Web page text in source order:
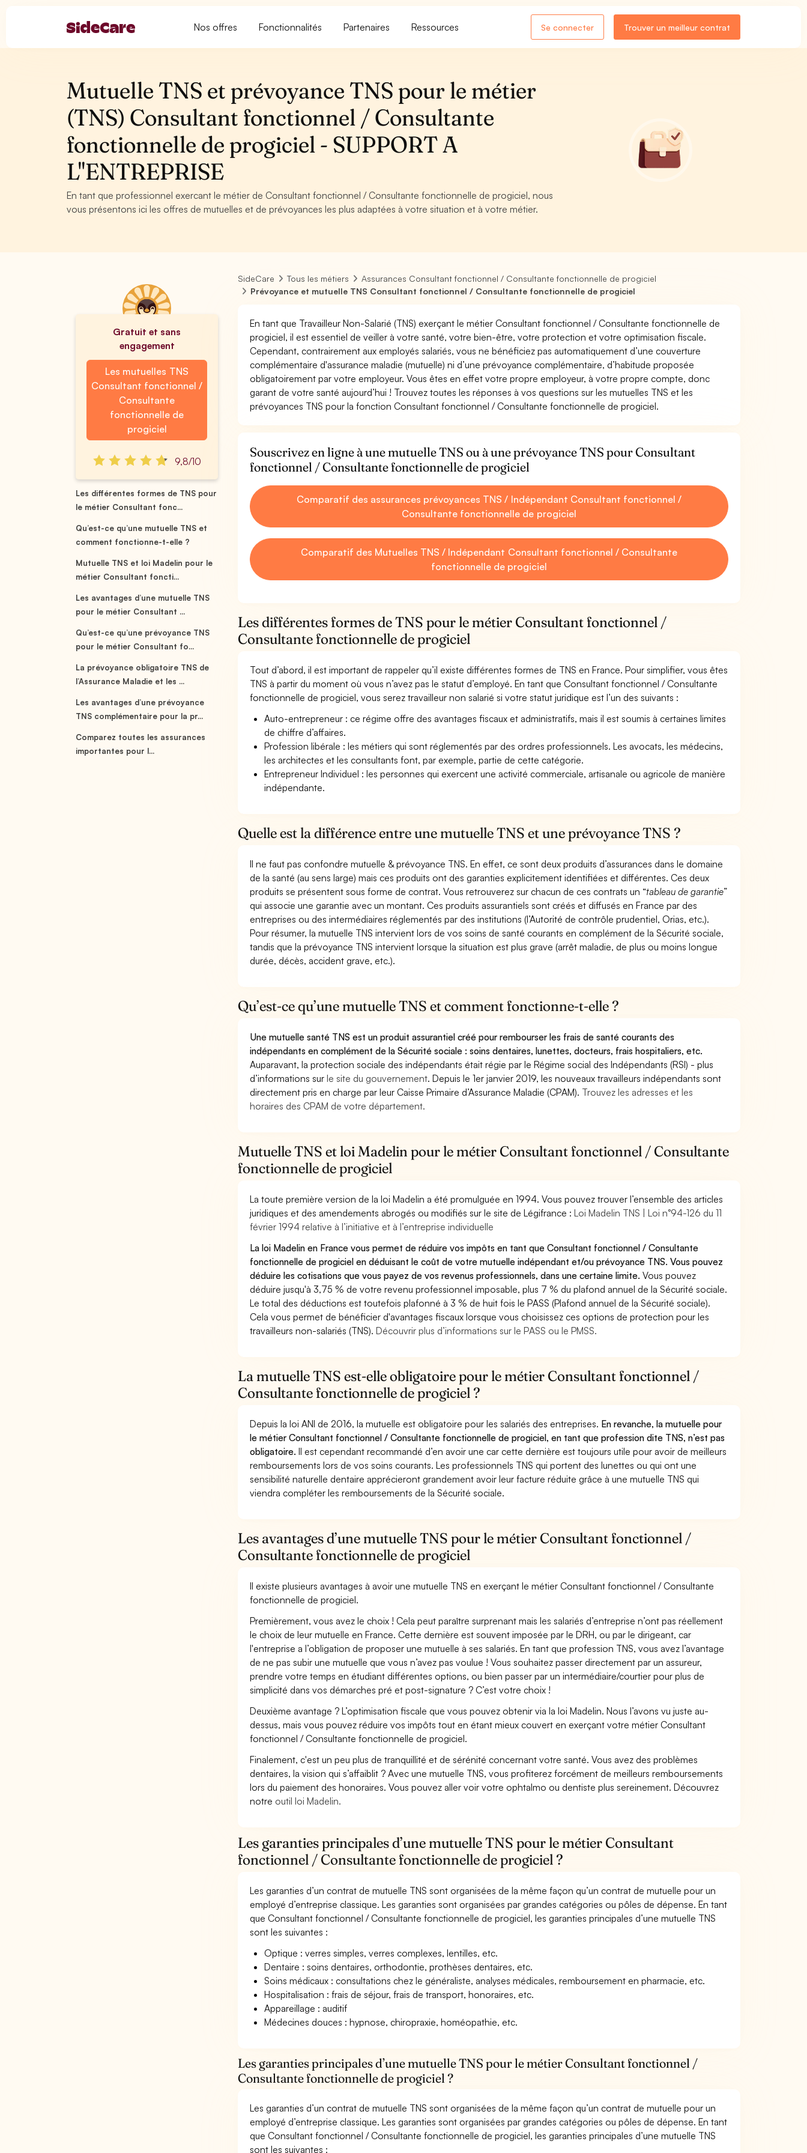
Nos offres Fonctionnalités Partenaires Ressources Se connecter Trouver un meilleur contrat
Mutuelle TNS et prévoyance TNS pour le métier
(TNS) Consultant fonctionnel / Consultante
fonctionnelle de progiciel - SUPPORT A
L''ENTREPRISE
En tant que professionnel exercant le métier de Consultant fonctionnel / Consultante fonctionnelle de progiciel, nous
vous présentons ici les offres de mutuelles et de prévoyances les plus adaptées à votre situation et à votre métier.
Gratuit et sans
engagement
Les mutuelles TNS
Consultant fonctionnel /
Consultante
fonctionnelle de
progiciel
9,8/10
Les différentes formes de TNS pour
le métier Consultant fonc...
Qu’est-ce qu’une mutuelle TNS et
comment fonctionne-t-elle ?
Mutuelle TNS et loi Madelin pour le
métier Consultant foncti...
Les avantages d’une mutuelle TNS
pour le métier Consultant ...
Qu’est-ce qu’une prévoyance TNS
pour le métier Consultant fo...
La prévoyance obligatoire TNS de
l’Assurance Maladie et les ...
Les avantages d’une prévoyance
TNS complémentaire pour la pr...
Comparez toutes les assurances
importantes pour l...
SideCare Tous les métiers
Assurances Consultant fonctionnel / Consultante fonctionnelle de progiciel
Prévoyance et mutuelle TNS Consultant fonctionnel / Consultante fonctionnelle de progiciel
En tant que Travailleur Non-Salarié (TNS) exerçant le métier Consultant fonctionnel / Consultante fonctionnelle de
progiciel, il est essentiel de veiller à votre santé, votre bien-être, votre protection et votre optimisation fiscale.
Cependant, contrairement aux employés salariés, vous ne bénéficiez pas automatiquement d’une couverture
complémentaire d'assurance maladie (mutuelle) ni d’une prévoyance complémentaire, d’habitude proposée
obligatoirement par votre employeur. Vous êtes en effet votre propre employeur, à votre propre compte, donc
garant de votre santé aujourd’hui ! Trouvez toutes les réponses à vos questions sur les mutuelles TNS et les
prévoyances TNS pour la fonction Consultant fonctionnel / Consultante fonctionnelle de progiciel.
Souscrivez en ligne à une mutuelle TNS ou à une prévoyance TNS pour Consultant
fonctionnel / Consultante fonctionnelle de progiciel
Comparatif des assurances prévoyances TNS / Indépendant Consultant fonctionnel /
Consultante fonctionnelle de progiciel
Comparatif des Mutuelles TNS / Indépendant Consultant fonctionnel / Consultante
fonctionnelle de progiciel
Les différentes formes de TNS pour le métier Consultant fonctionnel /
Consultante fonctionnelle de progiciel
Tout d’abord, il est important de rappeler qu’il existe différentes formes de TNS en France. Pour simplifier, vous êtes
TNS à partir du moment où vous n’avez pas le statut d’employé. En tant que Consultant fonctionnel / Consultante
fonctionnelle de progiciel, vous serez travailleur non salarié si votre statut juridique est l’un des suivants :
Auto-entrepreneur : ce régime offre des avantages fiscaux et administratifs, mais il est soumis à certaines limites
de chiffre d’affaires.
Profession libérale : les métiers qui sont réglementés par des ordres professionnels. Les avocats, les médecins,
les architectes et les consultants font, par exemple, partie de cette catégorie.
Entrepreneur Individuel : les personnes qui exercent une activité commerciale, artisanale ou agricole de manière
indépendante.
Quelle est la différence entre une mutuelle TNS et une prévoyance TNS ?
Il ne faut pas confondre mutuelle & prévoyance TNS. En effet, ce sont deux produits d’assurances dans le domaine
de la santé (au sens large) mais ces produits ont des garanties explicitement identifiées et différentes. Ces deux
produits se présentent sous forme de contrat. Vous retrouverez sur chacun de ces contrats un “tableau de garantie”
qui associe une garantie avec un montant. Ces produits assurantiels sont créés et diffusés en France par des
entreprises ou des intermédiaires réglementés par des institutions (l’Autorité de contrôle prudentiel, Orias, etc.).
Pour résumer, la mutuelle TNS intervient lors de vos soins de santé courants en complément de la Sécurité sociale,
tandis que la prévoyance TNS intervient lorsque la situation est plus grave (arrêt maladie, de plus ou moins longue
durée, décès, accident grave, etc.).
Qu’est-ce qu’une mutuelle TNS et comment fonctionne-t-elle ?
Une mutuelle santé TNS est un produit assurantiel créé pour rembourser les frais de santé courants des
indépendants en complément de la Sécurité sociale : soins dentaires, lunettes, docteurs, frais hospitaliers, etc.
Auparavant, la protection sociale des indépendants était régie par le Régime social des Indépendants (RSI) - plus
d’informations surle site du gouvernement. Depuis le 1er janvier 2019, les nouveaux travailleurs indépendants sont
directement pris en charge par leur Caisse Primaire d’Assurance Maladie (CPAM). Trouvez les adresses et les
horaires des CPAM de votre département.
Mutuelle TNS et loi Madelin pour le métier Consultant fonctionnel / Consultante
fonctionnelle de progiciel
La toute première version de la loi Madelin a été promulguée en 1994. Vous pouvez trouver l’ensemble des articles
juridiques et des amendements abrogés ou modifiés sur le site de Légifrance :Loi Madelin TNS | Loi n°94-126 du 11
février 1994 relative à l’initiative et à l’entreprise individuelle
La loi Madelin en France vous permet de réduire vos impôts en tant que Consultant fonctionnel / Consultante
fonctionnelle de progiciel en déduisant le coût de votre mutuelle indépendant et/ou prévoyance TNS. Vous pouvez
déduire les cotisations que vous payez de vos revenus professionnels, dans une certaine limite.Vous pouvez
déduire jusqu'à 3,75 % de votre revenu professionnel imposable, plus 7 % du plafond annuel de la Sécurité sociale.
Le total des déductions est toutefois plafonné à 3 % de huit fois le PASS (Plafond annuel de la Sécurité sociale).
Cela vous permet de bénéficier d'avantages fiscaux lorsque vous choisissez ces options de protection pour les
travailleurs non-salariés (TNS).Découvrir plus d’informations sur le PASS ou le PMSS.
La mutuelle TNS est-elle obligatoire pour le métier Consultant fonctionnel /
Consultante fonctionnelle de progiciel ?
Depuis la loi ANI de 2016, la mutuelle est obligatoire pour les salariés des entreprises. En revanche, la mutuelle pour
le métier Consultant fonctionnel / Consultante fonctionnelle de progiciel, en tant que profession dite TNS, n’est pas
obligatoire.Il est cependant recommandé d’en avoir une car cette dernière est toujours utile pour avoir de meilleurs
remboursements lors de vos soins courants. Les professionnels TNS qui portent des lunettes ou qui ont une
sensibilité naturelle dentaire apprécieront grandement avoir leur facture réduite grâce à une mutuelle TNS qui
viendra compléter les remboursements de la Sécurité sociale.
Les avantages d’une mutuelle TNS pour le métier Consultant fonctionnel /
Consultante fonctionnelle de progiciel
Il existe plusieurs avantages à avoir une mutuelle TNS en exerçant le métier Consultant fonctionnel / Consultante
fonctionnelle de progiciel.
Premièrement, vous avez le choix ! Cela peut paraître surprenant mais les salariés d’entreprise n’ont pas réellement
le choix de leur mutuelle en France. Cette dernière est souvent imposée par le DRH, ou par le dirigeant, car
l'entreprise a l’obligation de proposer une mutuelle à ses salariés. En tant que profession TNS, vous avez l’avantage
de ne pas subir une mutuelle que vous n’avez pas voulue ! Vous souhaitez passer directement par un assureur,
prendre votre temps en étudiant différentes options, ou bien passer par un intermédiaire/courtier pour plus de
simplicité dans vos démarches pré et post-signature ? C’est votre choix !
Deuxième avantage ? L’optimisation fiscale que vous pouvez obtenir via la loi Madelin. Nous l’avons vu juste au-
dessus, mais vous pouvez réduire vos impôts tout en étant mieux couvert en exerçant votre métier Consultant
fonctionnel / Consultante fonctionnelle de progiciel.
Finalement, c'est un peu plus de tranquillité et de sérénité concernant votre santé. Vous avez des problèmes
dentaires, la vision qui s’affaiblit ? Avec une mutuelle TNS, vous profiterez forcément de meilleurs remboursements
lors du paiement des honoraires. Vous pouvez aller voir votre ophtalmo ou dentiste plus sereinement. Découvrez
notre outil loi Madelin.
Les garanties principales d’une mutuelle TNS pour le métier Consultant
fonctionnel / Consultante fonctionnelle de progiciel ?
Les garanties d’un contrat de mutuelle TNS sont organisées de la même façon qu’un contrat de mutuelle pour un
employé d’entreprise classique. Les garanties sont organisées par grandes catégories ou pôles de dépense. En tant
que Consultant fonctionnel / Consultante fonctionnelle de progiciel, les garanties principales d’une mutuelle TNS
sont les suivantes :
Optique : verres simples, verres complexes, lentilles, etc.
Dentaire : soins dentaires, orthodontie, prothèses dentaires, etc.
Soins médicaux : consultations chez le généraliste, analyses médicales, remboursement en pharmacie, etc.
Hospitalisation : frais de séjour, frais de transport, honoraires, etc.
Appareillage : auditif
Médecines douces : hypnose, chiropraxie, homéopathie, etc.
Les garanties principales d’une mutuelle TNS pour le métier Consultant fonctionnel /
Consultante fonctionnelle de progiciel ?
Les garanties d’un contrat de mutuelle TNS sont organisées de la même façon qu’un contrat de mutuelle pour un
employé d’entreprise classique. Les garanties sont organisées par grandes catégories ou pôles de dépense. En tant
que Consultant fonctionnel / Consultante fonctionnelle de progiciel, les garanties principales d’une mutuelle TNS
sont les suivantes :